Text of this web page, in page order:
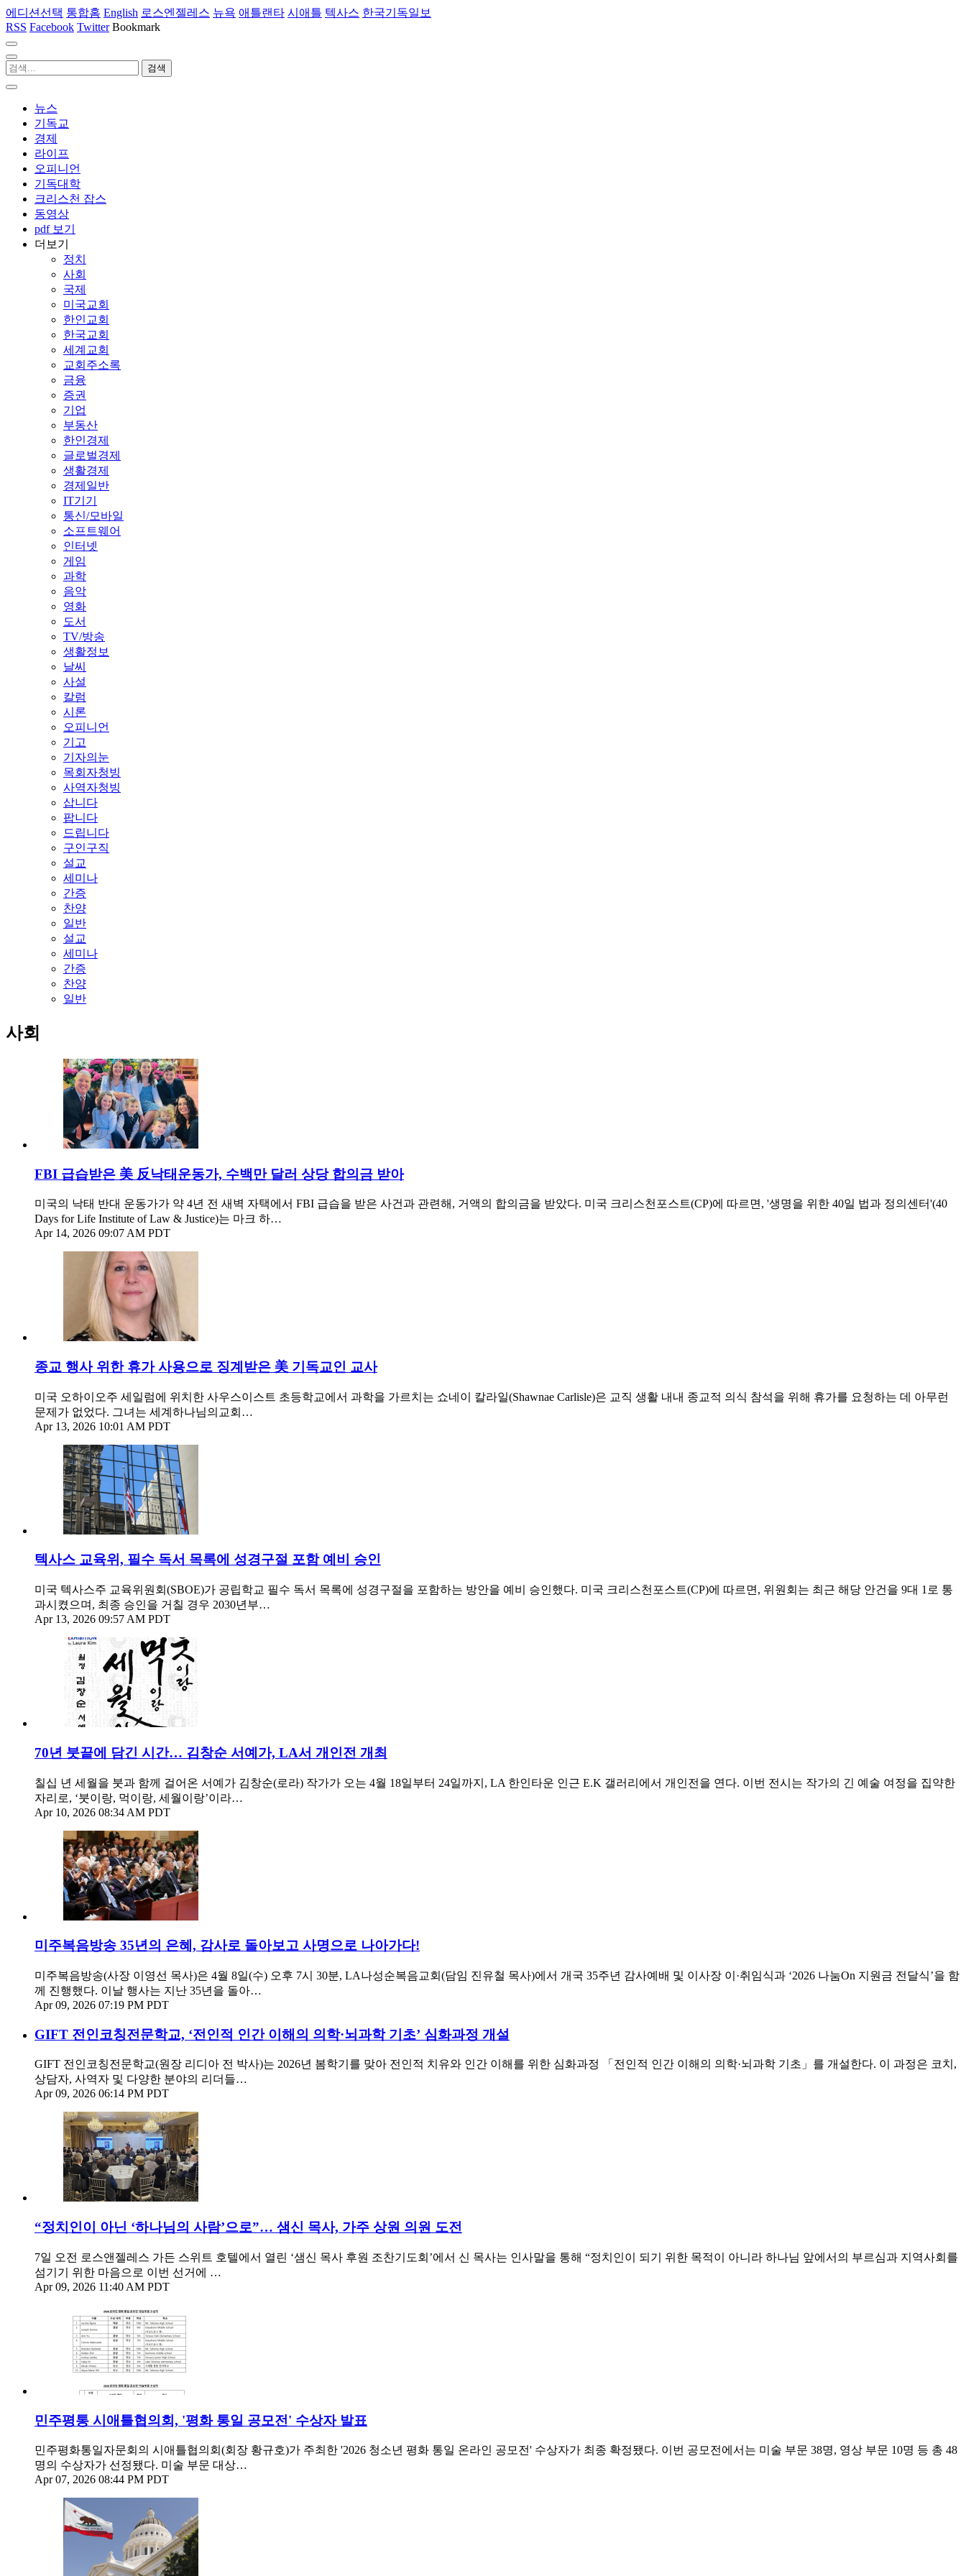
에디션선택 통합홈 English 로스엔젤레스 뉴욕 애틀랜타 시애틀 텍사스 한국기독일보
RSS Facebook Twitter Bookmark
뉴스
기독교
경제
라이프
오피니언
기독대학
크리스천 잡스
동영상
pdf 보기
더보기
정치
사회
국제
미국교회
한인교회
한국교회
세계교회
교회주소록
금융
증권
기업
부동산
한인경제
글로벌경제
생활경제
경제일반
IT기기
통신/모바일
소프트웨어
인터넷
게임
과학
음악
영화
도서
TV/방송
생활정보
날씨
사설
칼럼
시론
오피니언
기고
기자의눈
목회자청빙
사역자청빙
삽니다
팝니다
드립니다
구인구직
설교
세미나
간증
찬양
일반
설교
세미나
간증
찬양
일반
사회
FBI 급습받은 美 反낙태운동가, 수백만 달러 상당 합의금 받아
미국의 낙태 반대 운동가가 약 4년 전 새벽 자택에서 FBI 급습을 받은 사건과 관련해, 거액의 합의금을 받았다. 미국 크리스천포스트(CP)에 따르면, '생명을 위한 40일 법과 정의센터'(40
Days for Life Institute of Law & Justice)는 마크 하…
Apr 14, 2026 09:07 AM PDT
종교 행사 위한 휴가 사용으로 징계받은 美 기독교인 교사
미국 오하이오주 세일럼에 위치한 사우스이스트 초등학교에서 과학을 가르치는 쇼네이 칼라일(Shawnae Carlisle)은 교직 생활 내내 종교적 의식 참석을 위해 휴가를 요청하는 데 아무런
문제가 없었다. 그녀는 세계하나님의교회…
Apr 13, 2026 10:01 AM PDT
텍사스 교육위, 필수 독서 목록에 성경구절 포함 예비 승인
미국 텍사스주 교육위원회(SBOE)가 공립학교 필수 독서 목록에 성경구절을 포함하는 방안을 예비 승인했다. 미국 크리스천포스트(CP)에 따르면, 위원회는 최근 해당 안건을 9대 1로 통
과시켰으며, 최종 승인을 거칠 경우 2030년부…
Apr 13, 2026 09:57 AM PDT
70년 붓끝에 담긴 시간… 김창순 서예가, LA서 개인전 개최
칠십 년 세월을 붓과 함께 걸어온 서예가 김창순(로라) 작가가 오는 4월 18일부터 24일까지, LA 한인타운 인근 E.K 갤러리에서 개인전을 연다. 이번 전시는 작가의 긴 예술 여정을 집약한
자리로, ‘붓이랑, 먹이랑, 세월이랑’이라…
Apr 10, 2026 08:34 AM PDT
미주복음방송 35년의 은혜, 감사로 돌아보고 사명으로 나아가다!
미주복음방송(사장 이영선 목사)은 4월 8일(수) 오후 7시 30분, LA나성순복음교회(담임 진유철 목사)에서 개국 35주년 감사예배 및 이사장 이·취임식과 ‘2026 나눔On 지원금 전달식’을 함
께 진행했다. 이날 행사는 지난 35년을 돌아…
Apr 09, 2026 07:19 PM PDT
GIFT 전인코칭전문학교, ‘전인적 인간 이해의 의학·뇌과학 기초’ 심화과정 개설
GIFT 전인코칭전문학교(원장 리디아 전 박사)는 2026년 봄학기를 맞아 전인적 치유와 인간 이해를 위한 심화과정 「전인적 인간 이해의 의학·뇌과학 기초」를 개설한다. 이 과정은 코치,
상담자, 사역자 및 다양한 분야의 리더들…
Apr 09, 2026 06:14 PM PDT
“정치인이 아닌 ‘하나님의 사람’으로”… 샘신 목사, 가주 상원 의원 도전
7일 오전 로스앤젤레스 가든 스위트 호텔에서 열린 ‘샘신 목사 후원 조찬기도회’에서 신 목사는 인사말을 통해 “정치인이 되기 위한 목적이 아니라 하나님 앞에서의 부르심과 지역사회를
섬기기 위한 마음으로 이번 선거에 …
Apr 09, 2026 11:40 AM PDT
민주평통 시애틀협의회, '평화 통일 공모전' 수상자 발표
민주평화통일자문회의 시애틀협의회(회장 황규호)가 주최한 '2026 청소년 평화 통일 온라인 공모전' 수상자가 최종 확정됐다. 이번 공모전에서는 미술 부문 38명, 영상 부문 10명 등 총 48
명의 수상자가 선정됐다. 미술 부문 대상…
Apr 07, 2026 08:44 PM PDT